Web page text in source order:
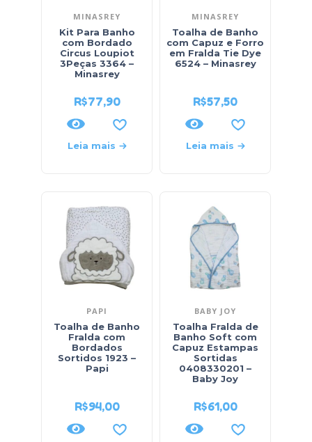
MINASREY
Kit Para Banho
com Bordado
Circus Loupiot
3Peças 3364 –
Minasrey
R$77,90
Leia mais
MINASREY
Toalha de Banho
com Capuz e Forro
em Fralda Tie Dye
6524 – Minasrey
R$57,50
Leia mais
PAPI
Toalha de Banho
Fralda com
Bordados
Sortidos 1923 –
Papi
R$94,00
BABY JOY
Toalha Fralda de
Banho Soft com
Capuz Estampas
Sortidas
0408330201 –
Baby Joy
R$61,00